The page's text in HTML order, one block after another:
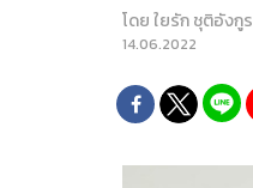
โดยใยรัก ชุติอังกูร
14.06.2022